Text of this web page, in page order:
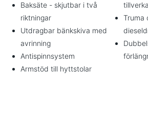
Baksäte - skjutbar i två
riktningar
Utdragbar bänkskiva med
avrinning
Antispinnsystem
Armstöd till hyttstolar
Truma